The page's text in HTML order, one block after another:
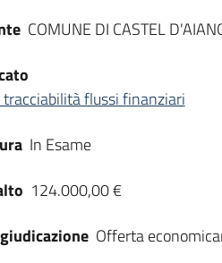
COMUNE DI CASTEL
flussi finanziari
In Esame
124.000,00 €
Offerta